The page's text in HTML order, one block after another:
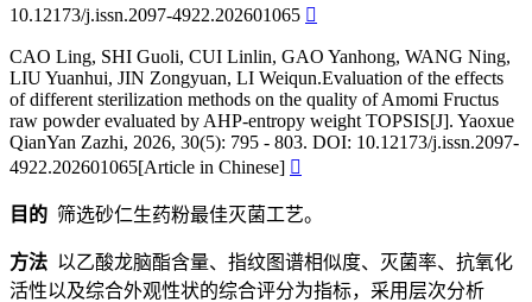
10.12173/j.issn.2097-4922.202601065 
CAO Ling, SHI Guoli, CUI Linlin, GAO Yanhong, WANG Ning,
LIU Yuanhui, JIN Zongyuan, LI Weiqun.Evaluation of the effects
of different sterilization methods on the quality of Amomi Fructus
raw powder evaluated by AHP-entropy weight TOPSIS[J]. Yaoxue
QianYan Zazhi, 2026, 30(5): 795 - 803. DOI: 10.12173/j.issn.2097-
4922.202601065[Article in Chinese] 
目的 筛选砂仁生药粉最佳灭菌工艺。
方法 以乙酸龙脑酯含量、指纹图谱相似度、灭菌率、抗氧化
活性以及综合外观性状的综合评分为指标，采用层次分析